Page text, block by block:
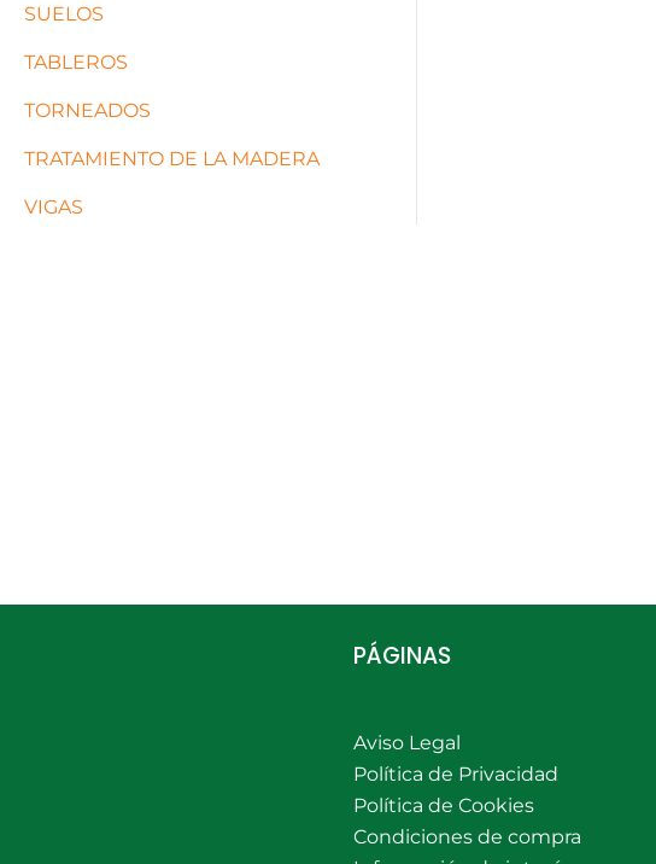
SUELOS
TABLEROS
TORNEADOS
TRATAMIENTO DE LA MADERA
VIGAS
PÁGINAS
Aviso Legal
Política de Privacidad
Política de Cookies
Condiciones de compra